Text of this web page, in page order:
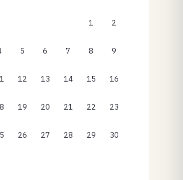
1 2
5 6 7 8 9
12 13 14 15 16
19 20 21 22 23
26 27 28 29 30